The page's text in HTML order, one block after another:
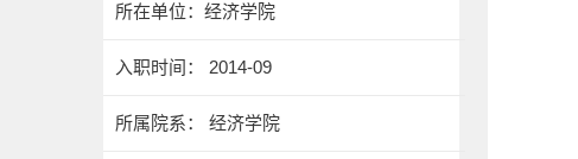
所在单位：经济学院
入职时间： 2014-09
所属院系： 经济学院